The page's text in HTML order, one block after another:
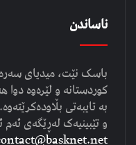
ناساندن
باسک نێت، میدیای
کوردستانە و لێرەوە
بە تایبەتی
و تێبینیەک لەڕێگەی ئەم